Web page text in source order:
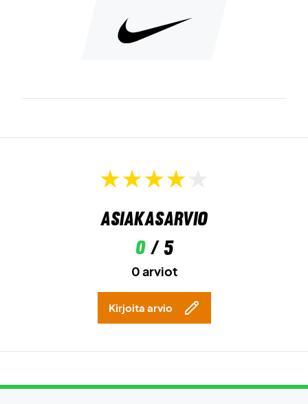
Asiakasarvio
0/ 5
0 arviot
Kirjoita arvio